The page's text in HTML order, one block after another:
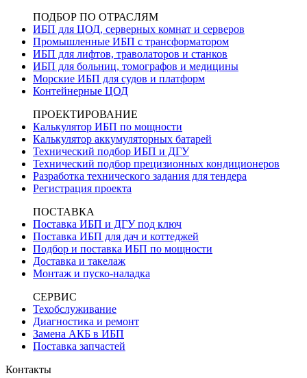
ПОДБОР ПО ОТРАСЛЯМ
ИБП для ЦОД, серверных комнат и серверов
Промышленные ИБП с трансформатором
ИБП для лифтов, траволаторов и станков
ИБП для больниц, томографов и медицины
Морские ИБП для судов и платформ
Контейнерные ЦОД
ПРОЕКТИРОВАНИЕ
Калькулятор ИБП по мощности
Калькулятор аккумуляторных батарей
Технический подбор ИБП и ДГУ
Технический подбор прецизионных кондиционеров
Разработка технического задания для тендера
Регистрация проекта
ПОСТАВКА
Поставка ИБП и ДГУ под ключ
Поставка ИБП для дач и коттеджей
Подбор и поставка ИБП по мощности
Доставка и такелаж
Монтаж и пуско-наладка
СЕРВИС
Техобслуживание
Диагностика и ремонт
Замена АКБ в ИБП
Поставка запчастей
Контакты